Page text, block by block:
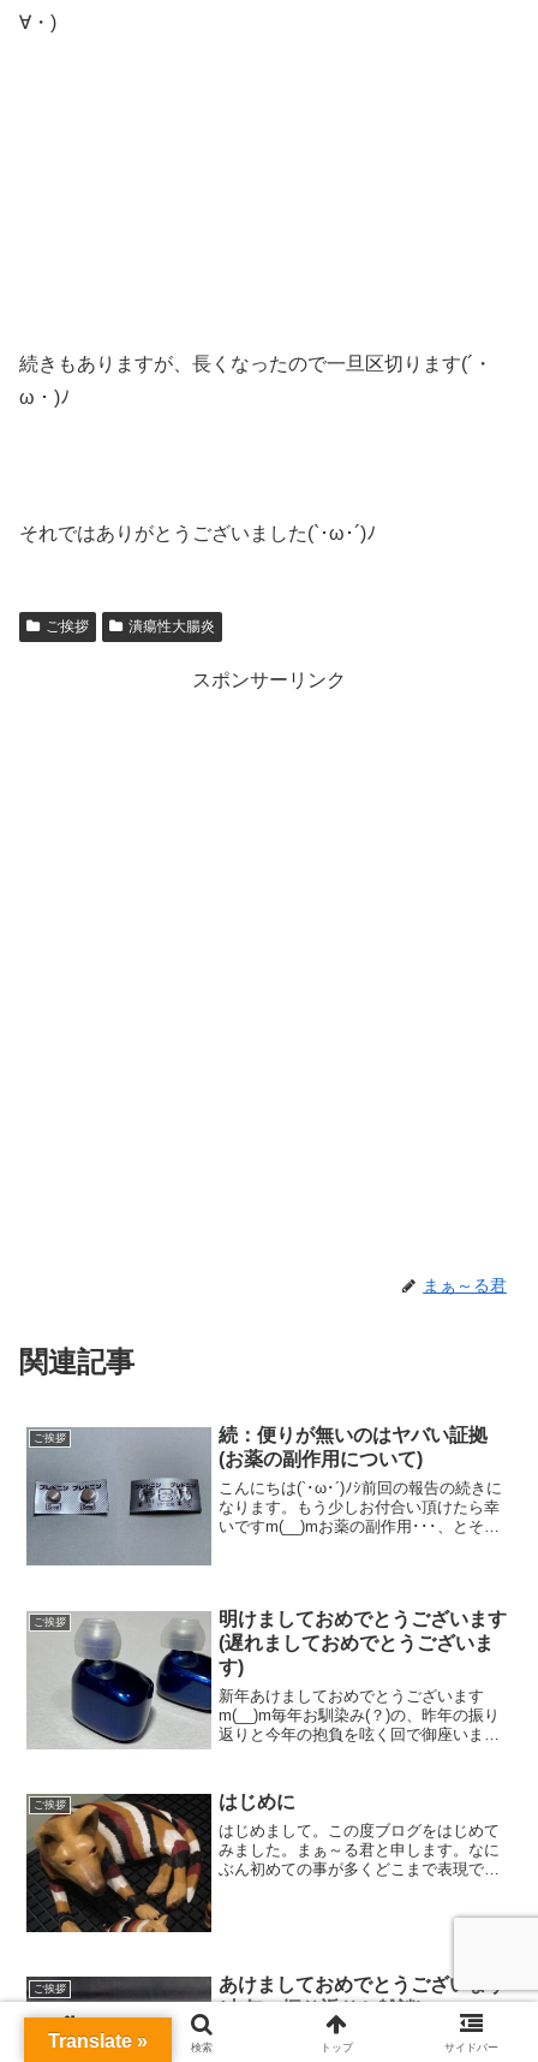
∀・)
続きもありますが、長くなったので一旦区切ります(´・
ω・)ﾉ
それではありがとうございました(`･ω･´)ﾉ
ご挨拶 潰瘍性大腸炎
スポンサーリンク
まぁ～る君
関連記事
ご挨拶
続：便りが無いのはヤバい証拠
(お薬の副作用について)
こんにちは(`･ω･´)ﾉｼ前回の報告の続きに
なります。もう少しお付合い頂けたら幸
いですm(__)mお薬の副作用･･･、とその
ご挨拶
明けましておめでとうございます
(遅れましておめでとうございま
す)
新年あけましておめでとうございます
m(__)m毎年お馴染み(？)の、昨年の振り
返りと今年の抱負を呟く回で御座います
は体調の件もあり、本格的な設計、製作
は出来...
ご挨拶 はじめに
はじめまして。この度ブログをはじめて
みました。まぁ～る君と申します。なに
ぶん初めての事が多くどこまで表現でき
ご挨拶
あけましておめでとうございます
新年あけましておめでとうございます(`･
ω･´)ﾉｼ昨年は(も)全くアップ出来なくて、
ホーム 検索 トップ サイドバー
Translate »